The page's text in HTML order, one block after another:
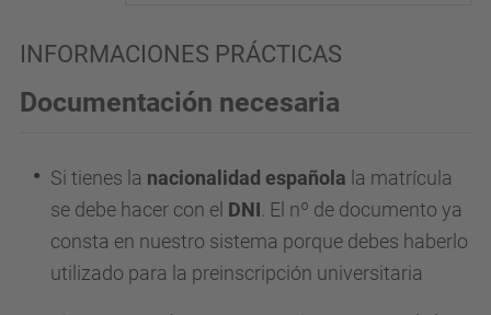
INFORMACIONES PRÁCTICAS
Documentación necesaria
Si tienes la nacionalidad española la matrícula
se debe hacer con el DNI . El nº de documento ya
consta en nuestro sistema porque debes haberlo
utilizado para la preinscripción universitaria